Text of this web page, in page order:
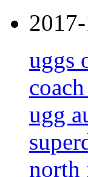
uggs
ugg
north